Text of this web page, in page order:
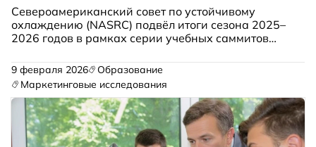
Североамериканский совет по устойчивому
охлаждению (NASRC) подвёл итоги сезона 2025–
2026 годов в рамках серии учебных саммитов
ориентирована на подготовку кадров для работы
с природными хладагентами — СО
углеводородами.
9 февраля 2026
Образование
Маркетинговые исследования